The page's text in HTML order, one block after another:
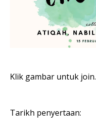
Klik gambar untuk join.
Tarikh penyertaan: